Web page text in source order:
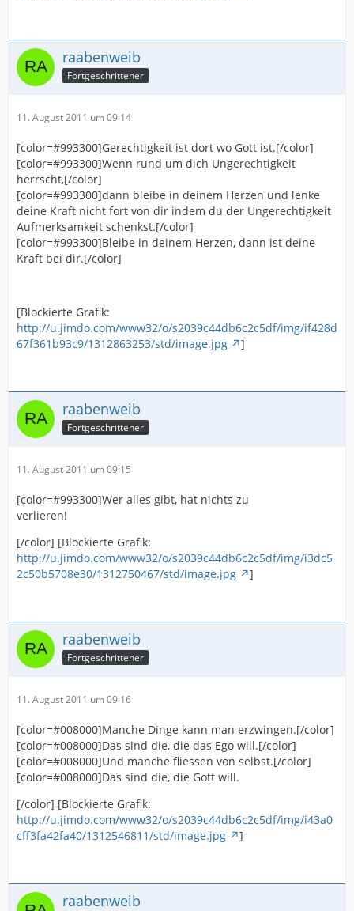
raabenweib
Fortgeschrittener
11. August 2011 um 09:14
[color=#993300]Gerechtigkeit ist dort wo Gott ist.[/color]
[color=#993300]Wenn rund um dich Ungerechtigkeit
herrscht,[/color]
[color=#993300]dann bleibe in deinem Herzen und lenke
deine Kraft nicht fort von dir indem du der Ungerechtigkeit
Aufmerksamkeit schenkst.[/color]
[color=#993300]Bleibe in deinem Herzen, dann ist deine
Kraft bei dir.[/color]
[Blockierte Grafik:
http://u.jimdo.com/www32/o/s2039c44db6c2c5df/img/if428d
67f361b93c9/1312863253/std/image.jpg
]
raabenweib
Fortgeschrittener
11. August 2011 um 09:15
[color=#993300]Wer alles gibt, hat nichts zu
verlieren!
[/color] [Blockierte Grafik:
http://u.jimdo.com/www32/o/s2039c44db6c2c5df/img/i3dc5
2c50b5708e30/1312750467/std/image.jpg
]
raabenweib
Fortgeschrittener
11. August 2011 um 09:16
[color=#008000]Manche Dinge kann man erzwingen.[/color]
[color=#008000]Das sind die, die das Ego will.[/color]
[color=#008000]Und manche fliessen von selbst.[/color]
[color=#008000]Das sind die, die Gott will.
[/color] [Blockierte Grafik:
http://u.jimdo.com/www32/o/s2039c44db6c2c5df/img/i43a0
cff3fa42fa40/1312546811/std/image.jpg
]
raabenweib